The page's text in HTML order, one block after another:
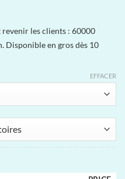
les clients : 60000
Disponible en gros dès 10
EFFACER